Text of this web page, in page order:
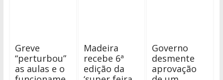
Greve
“perturbou”
as aulas e o
Madeira
recebe 6ª
edição da
Governo
desmente
aprovação